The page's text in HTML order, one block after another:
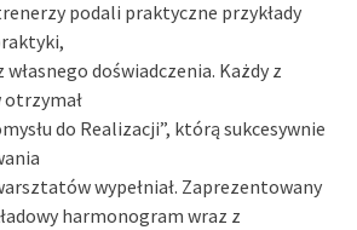
podali praktyczne przykłady
doświadczenia. Każdy z
do Realizacji”, którą sukcesywnie
wypełniał. Zaprezentowany
harmonogram wraz z